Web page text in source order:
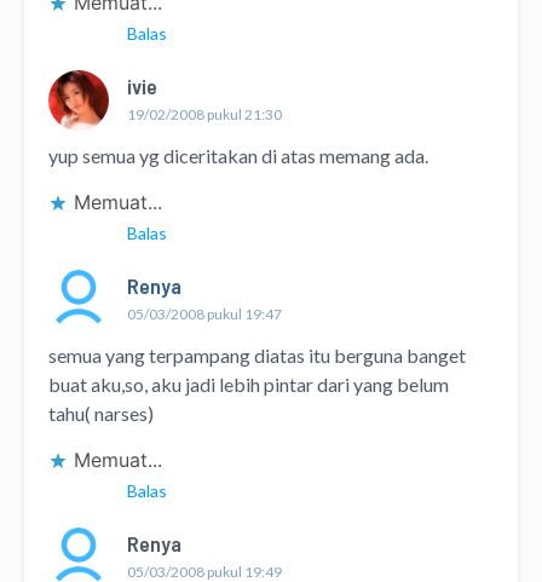
Balas
ivie
19/02/2008 pukul 21:30
yup semua yg diceritakan di atas memang ada.
Memuat...
Balas
Renya
05/03/2008 pukul 19:47
semua yang terpampang diatas itu berguna banget
buat aku,so, aku jadi lebih pintar dari yang belum
tahu( narses)
Memuat...
Balas
Renya
05/03/2008 pukul 19:49